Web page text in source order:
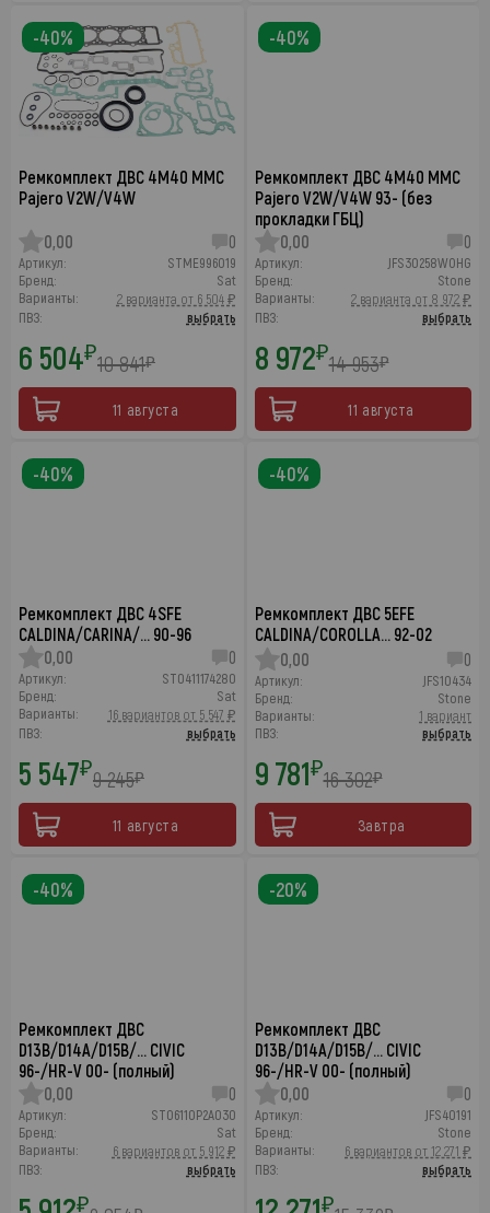
Ремкомплект ДВС 4M40 MMC
Pajero V2W/V4W
0,00 0
Артикул:
STME996019
Бренд:
Sat
Варианты:
2 варианта от 6 504 ₽
ПВЗ:
выбрать
6 504₽10 841₽
11 августа
-40%
Ремкомплект ДВС 4M40 MMC
Pajero V2W/V4W 93- (без
прокладки ГБЦ)
0,00
0
Артикул:
JFS30258WOHG
Бренд:
Stone
Варианты:
2 варианта от 8 972 ₽
ПВЗ:
выбрать
8 972₽14 953₽
11 августа
-40%
Ремкомплект ДВС 4SFE
CALDINA/CARINA/… 90-96
0,00
0
Артикул:
ST0411174280
Бренд:
Sat
Варианты:
16 вариантов от 5 547 ₽
ПВЗ:
выбрать
5 547₽9 245₽
11 августа
-40%
Ремкомплект ДВС 5EFE
CALDINA/COROLLA… 92-02
0,00
0
Артикул:
JFS10434
Бренд:
Stone
Варианты:
1 вариант
ПВЗ:
выбрать
9 781₽16 302₽
Завтра
-40%
Ремкомплект ДВС
D13B/D14A/D15B/… CIVIC
96-/HR-V 00- (полный)
0,00
0
Артикул:
ST06110P2A030
Бренд:
Sat
Варианты:
6 вариантов от 5 912 ₽
ПВЗ:
выбрать
₽
-40%
Ремкомплект ДВС
D13B/D14A/D15B/… CIVIC
96-/HR-V 00- (полный)
0,00
0
Артикул:
JFS40191
Бренд:
Stone
Варианты:
6 вариантов от 12 271 ₽
ПВЗ:
выбрать
₽
-20%